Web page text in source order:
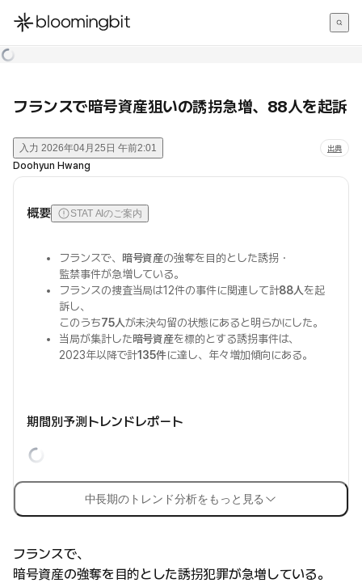
한국어
フランスで暗号資産狙いの誘拐急増、88人を起訴
入力 2026年04月25日 午前2:01 出典
Doohyun Hwang
概要 STAT AIのご案内
フランスで、 暗号資産の強奪を目的とした誘拐・
監禁事件が急増している。
フランスの捜査当局は12件の事件に関連して計88人を起
訴し、
このうち75人が未決勾留の状態にあると明らかにした。
当局が集計した暗号資産を標的とする誘拐事件は、
2023年以降で計135件に達し、年々増加傾向にある。
期間別予測トレンドレポート
中長期のトレンド分析をもっと見る
フランスで、
暗号資産の強奪を目的とした誘拐犯罪が急増している。